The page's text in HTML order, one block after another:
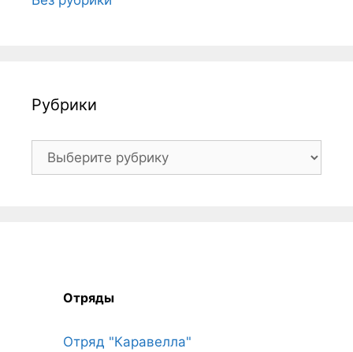
Рубрики
Рубрики
Отряды
Отряд "Каравелла"